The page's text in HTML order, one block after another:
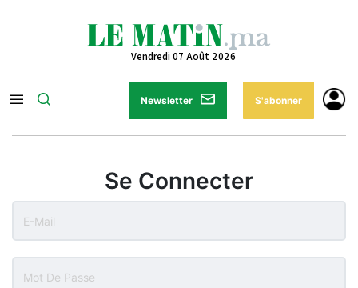
Vendredi 07 Août 2026
Newsletter S'abonner
Se Connecter